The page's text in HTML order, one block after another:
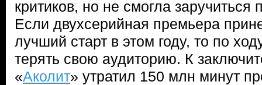
критиков, но не смогла заручиться
Если двухсерийная премьера
лучший старт в этом году, то по
терять свою аудиторию. К
«Аколит» утратил 150 млн минут